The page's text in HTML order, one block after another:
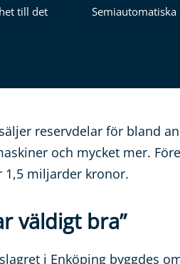
till det
Semiautomatiska
säljer reservdelar för bland
och mycket mer.
1,5 miljarder kronor.
väldigt bra”
i Enköping byggdes